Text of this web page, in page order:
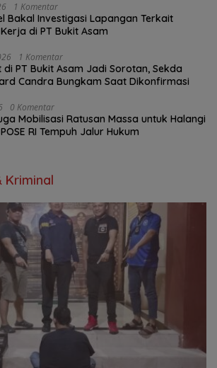
1 Komentar
Bakal Investigasi Lapangan Terkait
di PT Bukit Asam
1 Komentar
di PT Bukit Asam Jadi Sorotan, Sekda
Candra Bungkam Saat Dikonfirmasi
0 Komentar
Mobilisasi Ratusan Massa untuk Halangi
RI Tempuh Jalur Hukum
Kriminal